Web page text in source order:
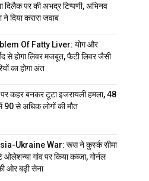
दिलैक पर की अभद्र टिप्पणी, अभिनव
ने दिया करारा जवाब
Of Fatty Liver: योग और
से होगा लिवर मजबूत, फैटी लिवर जैसी
का होगा अंत
पर कहर बनकर टूटा इजरायली हमला, 48
90 से अधिक लोगों की मौत
Ukraine War: रूस ने कुर्स्क सीमा
गांव पर किया कब्जा, गोर्नल
ओर बढ़ी सेना